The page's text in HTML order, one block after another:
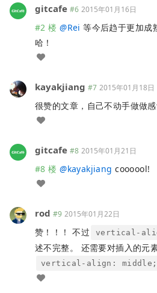
gitcafe #6 2015年01月16日
#2 楼 @Rei 等今后趋于更加成
哈！
kayakjiang #7 2015年01月18日
很赞的文章，自己不动手做做
gitcafe #8 2015年01月21日
#8 楼 @kayakjiang coooool!
rod #9 2015年01月22日
赞！！！ 不过 vertical-
述不完整。 还需要对插入的元
vertical-align: middle;